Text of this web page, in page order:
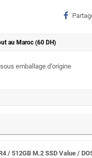
au Maroc (60 DH)
emballage d’origine
/ 512GB M.2 SSD Value /